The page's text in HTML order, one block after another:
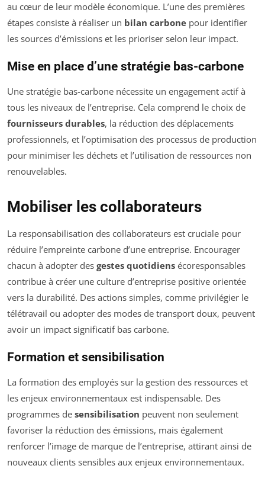
au cœur de leur modèle économique. L’une des premières
étapes consiste à réaliser un bilan carbone pour identifier
les sources d’émissions et les prioriser selon leur impact.
Mise en place d’une stratégie bas-carbone
Une stratégie bas-carbone nécessite un engagement actif à
tous les niveaux de l’entreprise. Cela comprend le choix de
fournisseurs durables, la réduction des déplacements
professionnels, et l’optimisation des processus de production
pour minimiser les déchets et l’utilisation de ressources non
renouvelables.
Mobiliser les collaborateurs
La responsabilisation des collaborateurs est cruciale pour
réduire l’empreinte carbone d’une entreprise. Encourager
chacun à adopter des gestes quotidiens écoresponsables
contribue à créer une culture d’entreprise positive orientée
vers la durabilité. Des actions simples, comme privilégier le
télétravail ou adopter des modes de transport doux, peuvent
avoir un impact significatif bas carbone.
Formation et sensibilisation
La formation des employés sur la gestion des ressources et
les enjeux environnementaux est indispensable. Des
programmes de sensibilisation peuvent non seulement
favoriser la réduction des émissions, mais également
renforcer l’image de marque de l’entreprise, attirant ainsi de
nouveaux clients sensibles aux enjeux environnementaux.